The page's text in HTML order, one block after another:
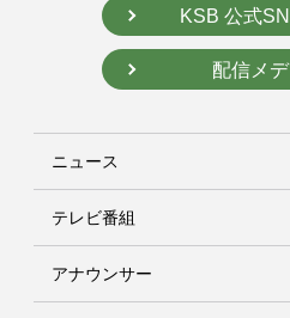
KSB 公式
配信メ
ニュース
テレビ番組
アナウンサー